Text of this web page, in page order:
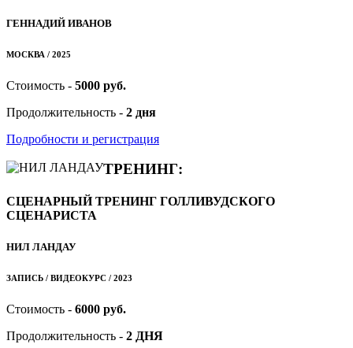
ГЕННАДИЙ ИВАНОВ
МОСКВА / 2025
Стоимость - 5000 руб.
Продолжительность - 2 дня
Подробности и регистрация
ТРЕНИНГ:
СЦЕНАРНЫЙ ТРЕНИНГ ГОЛЛИВУДСКОГО
СЦЕНАРИСТА
НИЛ ЛАНДАУ
ЗАПИСЬ / ВИДЕОКУРС / 2023
Стоимость - 6000 руб.
Продолжительность - 2 ДНЯ